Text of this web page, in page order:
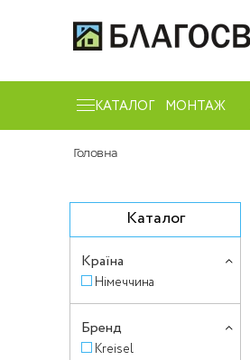
КАТАЛОГ МОНТАЖ
Головна
Каталог
Країна
Німеччина
Бренд
Kreisel